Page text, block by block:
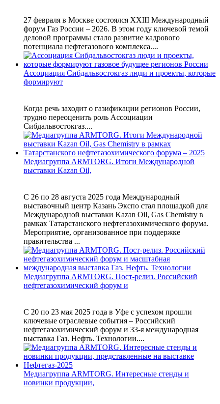
27 февраля в Москве состоялся XXIII Международный
форум Газ России – 2026. В этом году ключевой темой
деловой программы стало развитие кадрового
потенциала нефтегазового комплекса....
Ассоциация Сибдальвостокгаз люди и проекты, которые
формируют
Когда речь заходит о газификации регионов России,
трудно переоценить роль Ассоциации
Сибдальвостокгаз....
Медиагруппа ARMTORG. Итоги Международной
выставки Kazan Oil,
С 26 по 28 августа 2025 года Международный
выставочный центр Казань Экспо стал площадкой для
Международной выставки Kazan Oil, Gas Chemistry в
рамках Татарстанского нефтегазохимического форума.
Мероприятие, организованное при поддержке
правительства ...
Медиагруппа ARMTORG. Пост-релиз. Российский
нефтегазохимический форум и
С 20 по 23 мая 2025 года в Уфе с успехом прошли
ключевые отраслевые события – Российский
нефтегазохимический форум и 33-я международная
выставка Газ. Нефть. Технологии....
Медиагруппа ARMTORG. Интересные стенды и
новинки продукции,